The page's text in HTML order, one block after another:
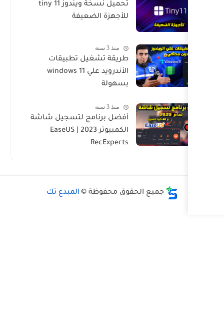
تحميل نسخة ويندوز tiny 11
للأجهزة الضعيفة
طريقة تشغيل تطبيقات
الأندرويد علي windows 11
بسهولة
أفضل برنامج لتسجيل شاشة
الكمبيوتر 2023 | EaseUS
RecExperts
محفوظة © المبدع تك